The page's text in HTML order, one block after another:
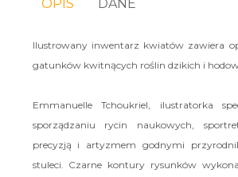
OPIS DANE
Ilustrowany inwentarz kwiatów zawiera
gatunków kwitnących roślin dzikich i
Emmanuelle Tchoukriel, ilustratorka
sporządzaniu rycin naukowych,
precyzją i artyzmem godnymi
stuleci. Czarne kontury rysunków